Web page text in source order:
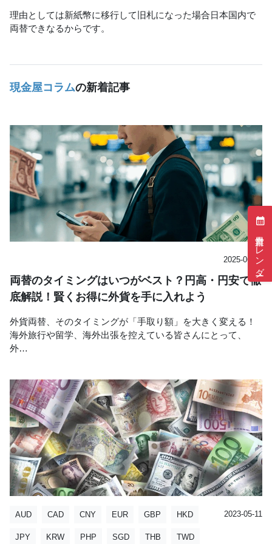
理由としては新紙幣に移行して旧札になった場合日本国内で
両替できなるからです。
現金屋コラムの新着記事
2025-06-03
両替のタイミングはいつがベスト？円高・円安で徹
底解説！賢くお得に外貨を手に入れよう
外貨両替、そのタイミングが「手取り額」を大きく変える！
海外旅行や留学、海外出張を控えている皆さんにとって、
外…
AUD CAD CNY EUR GBP HKD
JPY KRW PHP SGD THB TWD
2023-05-11
営業日カレンダー